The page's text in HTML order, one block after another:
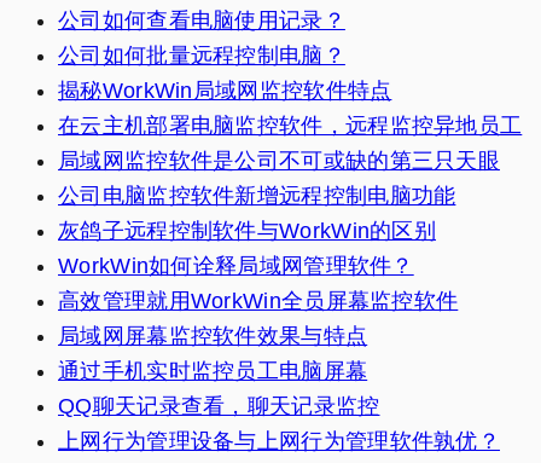
公司如何查看电脑使用记录？
公司如何批量远程控制电脑？
揭秘WorkWin局域网监控软件特点
在云主机部署电脑监控软件，远程监控异地员工
局域网监控软件是公司不可或缺的第三只天眼
公司电脑监控软件新增远程控制电脑功能
灰鸽子远程控制软件与WorkWin的区别
WorkWin如何诠释局域网管理软件？
高效管理就用WorkWin全员屏幕监控软件
局域网屏幕监控软件效果与特点
通过手机实时监控员工电脑屏幕
QQ聊天记录查看，聊天记录监控
上网行为管理设备与上网行为管理软件孰优？